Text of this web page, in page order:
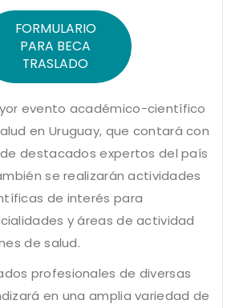
FORMULARIO
PARA BECA
TRASLADO
evento académico-científico
en Uruguay, que contará con
destacados expertos del país
se realizarán actividades
de interés para
y áreas de actividad
de salud.
profesionales de diversas
en una amplia variedad de